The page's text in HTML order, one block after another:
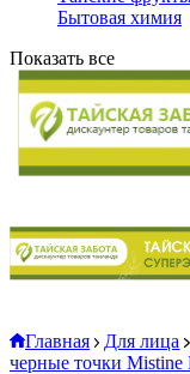
Бытовая химия
Показать все
Главная Для лица
черные точки Mistine